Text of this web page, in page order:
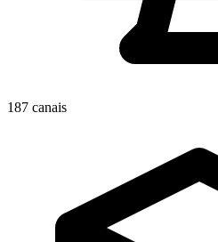
187 canais